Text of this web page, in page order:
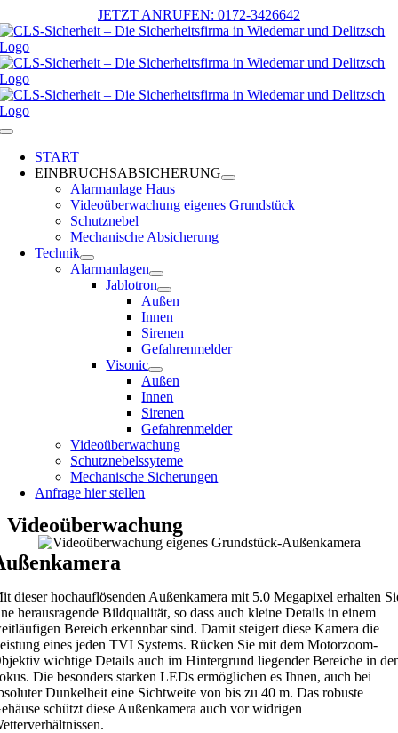
Inhalt
springen
JETZT ANRUFEN: 0172-3426642
Toggle
NavigationSTART
EINBRUCHSABSICHERUNG
Alarmanlage Haus
Videoüberwachung eigenes Grundstück
Schutznebel
Mechanische Absicherung
Technik
Alarmanlagen
Jablotron
Außen
Innen
Sirenen
Gefahrenmelder
Visonic
Außen
Innen
Sirenen
Gefahrenmelder
Videoüberwachung
Schutznebelssyteme
Mechanische Sicherungen
Anfrage hier stellen
Videoüberwachung
dieser hochauflösenden Außenkamera mit 5.0 Megapixel erhalten
herausragende Bildqualität, so dass auch kleine Details in einem
Bereich erkennbar sind. Damit steigert diese Kamera die
eines jeden TVI Systems. Rücken Sie mit dem Motorzoom-
wichtige Details auch im Hintergrund liegender Bereiche in
Die besonders starken LEDs ermöglichen es Ihnen, auch bei
Dunkelheit eine Sichtweite von bis zu 40 m. Das robuste
schützt diese Außenkamera auch vor widrigen